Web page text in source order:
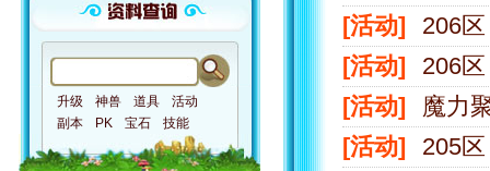
[活动]
206
[活动]
206
[活动]
魔力
[活动]
205
升级 神兽 道具
活动
副本
PK 宝石 技能